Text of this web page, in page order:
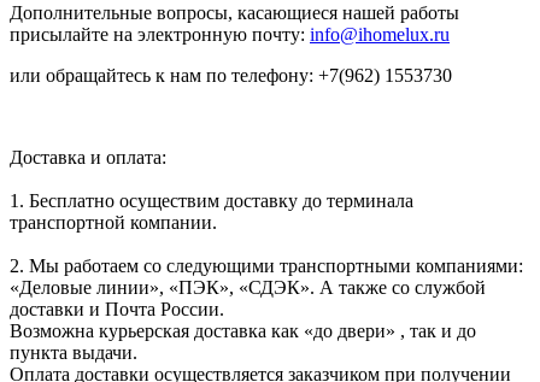
Дополнительные вопросы, касающиеся нашей работы
присылайте на электронную почту: info@ihomelux.ru
или обращайтесь к нам по телефону: +7(962) 1553730
Доставка и оплата:
1. Бесплатно осуществим доставку до терминала
транспортной компании.
2. Мы работаем со следующими транспортными компаниями:
«Деловые линии», «ПЭК», «СДЭК». А также со службой
доставки и Почта России.
Возможна курьерская доставка как «до двери» , так и до
пункта выдачи.
Оплата доставки осуществляется заказчиком при получении